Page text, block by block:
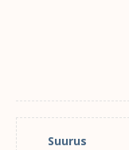
Suurus